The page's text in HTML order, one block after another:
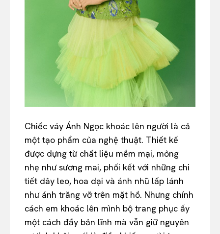
Chiếc váy Ánh Ngọc khoác lên người là cả
một tạo phẩm của nghệ thuật. Thiết kế
được dựng từ chất liệu mềm mại, mỏng
nhẹ như sương mai, phối kết với những chi
tiết dây leo, hoa dại và ánh nhũ lấp lánh
như ánh trăng vỡ trên mặt hồ. Nhưng chính
cách em khoác lên mình bộ trang phục ấy
một cách đầy bản lĩnh mà vẫn giữ nguyên